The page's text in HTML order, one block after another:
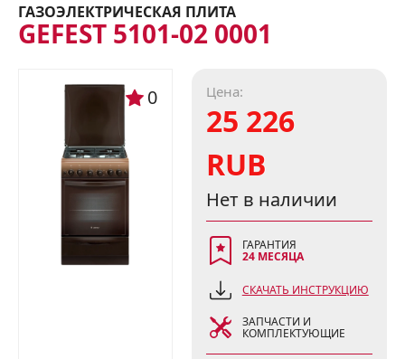
ГАЗОЭЛЕКТРИЧЕСКАЯ ПЛИТА
GEFEST 5101-02 0001
0 Цена:
25 226
RUB
Нет в наличии
ГАРАНТИЯ
24 МЕСЯЦА
СКАЧАТЬ ИНСТРУКЦИЮ
ЗАПЧАСТИ И
КОМПЛЕКТУЮЩИЕ